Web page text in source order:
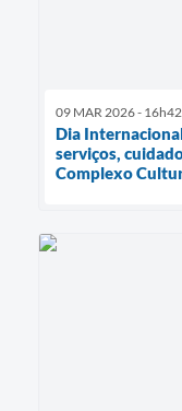
09 MAR 2026 - 16h42
Dia
serviços,
Complexo